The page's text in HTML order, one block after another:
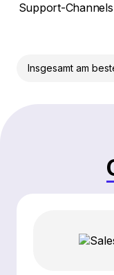
Support-
Insgesamt am